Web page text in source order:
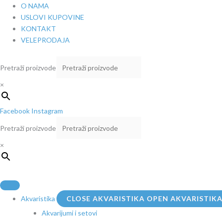
Pređi
sadržaj
O NAMA
USLOVI KUPOVINE
KONTAKT
VELEPRODAJA
Pretraži proizvode
×
Facebook Instagram
Pretraži proizvode
×
Akvaristika CLOSE AKVARISTIKA OPEN AKVARISTIKA
Akvarijumi i setovi